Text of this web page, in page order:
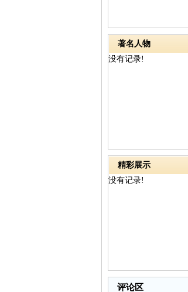
著名人物
没有记录!
精彩展示
没有记录!
评论区